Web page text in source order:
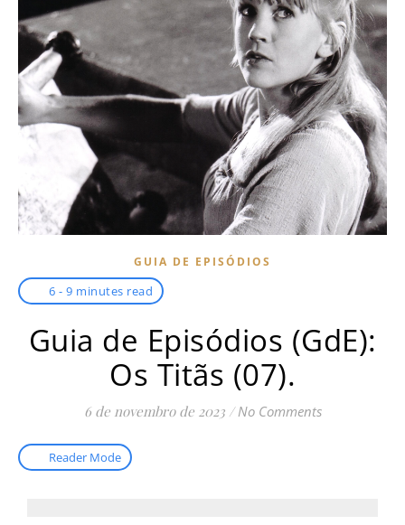
GUIA DE EPISÓDIOS
6 - 9 minutes read
Guia de Episódios (GdE):
Os Titãs (07).
6 de novembro de 2023 / No Comments
Reader Mode